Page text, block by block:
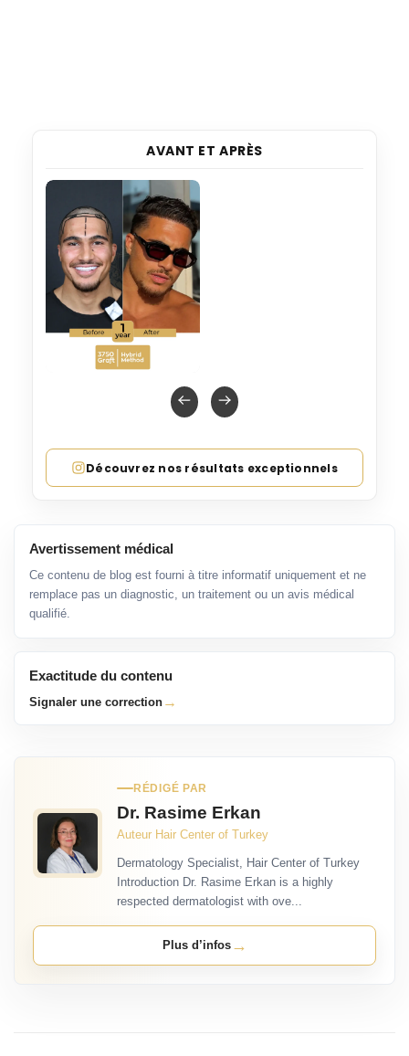
AVANT ET APRÈS
Découvrez nos résultats exceptionnels
Avertissement médical
Ce contenu de blog est fourni à titre informatif uniquement et ne
remplace pas un diagnostic, un traitement ou un avis médical
qualifié.
Exactitude du contenu
Signaler une correction →
RÉDIGÉ PAR
Dr. Rasime Erkan
Auteur Hair Center of Turkey
Dermatology Specialist, Hair Center of Turkey
Introduction Dr. Rasime Erkan is a highly
respected dermatologist with ove...
Plus d’infos→